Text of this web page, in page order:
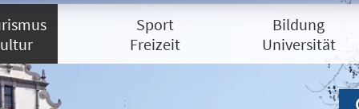
Sport
Freizeit
Bildung
Universität